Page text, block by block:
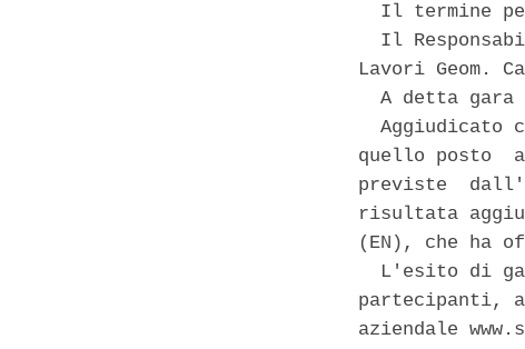
Il termine
Il
Lavori Geom.
A detta gara
Aggiudicato
quello posto
previste
risultata
(EN), che ha
L'esito di
partecipanti,
aziendale